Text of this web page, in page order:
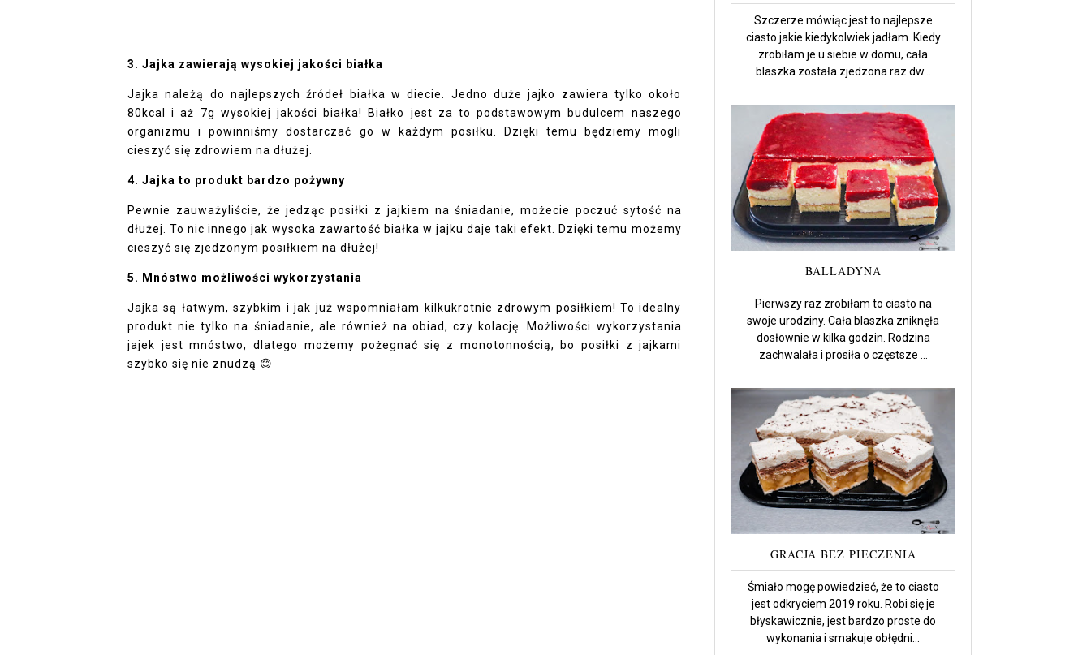
3. Jajka zawierają wysokiej jakości białka
Jajka należą do najlepszych źródeł białka w diecie. Jedno duże jajko zawiera tylko około
80kcal i aż 7g wysokiej jakości białka! Białko jest za to podstawowym budulcem naszego
organizmu i powinniśmy dostarczać go w każdym posiłku. Dzięki temu będziemy mogli
cieszyć się zdrowiem na dłużej.
4. Jajka to produkt bardzo pożywny
Pewnie zauważyliście, że jedząc posiłki z jajkiem na śniadanie, możecie poczuć sytość na
dłużej. To nic innego jak wysoka zawartość białka w jajku daje taki efekt. Dzięki temu możemy
cieszyć się zjedzonym posiłkiem na dłużej!
5. Mnóstwo możliwości wykorzystania
Jajka są łatwym, szybkim i jak już wspomniałam kilkukrotnie zdrowym posiłkiem! To idealny
produkt nie tylko na śniadanie, ale również na obiad, czy kolację. Możliwości wykorzystania
jajek jest mnóstwo, dlatego możemy pożegnać się z monotonnością, bo posiłki z jajkami
szybko się nie znudzą 😊
Szczerze mówiąc jest to najlepsze
ciasto jakie kiedykolwiek jadłam. Kiedy
zrobiłam je u siebie w domu, cała
blaszka została zjedzona raz dw...
BALLADYNA
Pierwszy raz zrobiłam to ciasto na
swoje urodziny. Cała blaszka zniknęła
dosłownie w kilka godzin. Rodzina
zachwalała i prosiła o częstsze ...
GRACJA BEZ PIECZENIA
Śmiało mogę powiedzieć, że to ciasto
jest odkryciem 2019 roku. Robi się je
błyskawicznie, jest bardzo proste do
wykonania i smakuje obłędni...